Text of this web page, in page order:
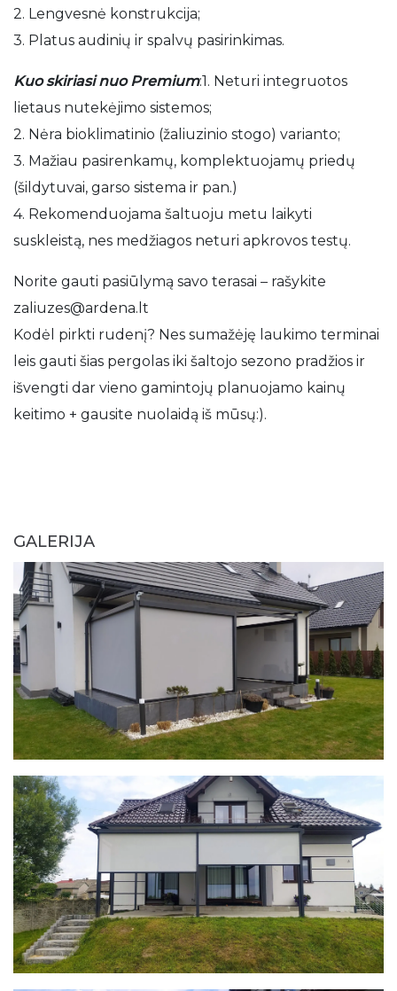
2. Lengvesnė konstrukcija;
3. Platus audinių ir spalvų pasirinkimas.
Kuo skiriasi nuo Premium:1. Neturi integruotos
lietaus nutekėjimo sistemos;
2. Nėra bioklimatinio (žaliuzinio stogo) varianto;
3. Mažiau pasirenkamų, komplektuojamų priedų
(šildytuvai, garso sistema ir pan.)
4. Rekomenduojama šaltuoju metu laikyti
suskleistą, nes medžiagos neturi apkrovos testų.
Norite gauti pasiūlymą savo terasai – rašykite
zaliuzes@ardena.lt
Kodėl pirkti rudenį? Nes sumažėję laukimo terminai
leis gauti šias pergolas iki šaltojo sezono pradžios ir
išvengti dar vieno gamintojų planuojamo kainų
keitimo + gausite nuolaidą iš mūsų:).
GALERIJA